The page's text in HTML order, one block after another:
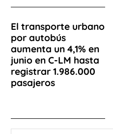
El transporte urbano
por autobús
aumenta un 4,1% en
junio en C-LM hasta
registrar 1.986.000
pasajeros